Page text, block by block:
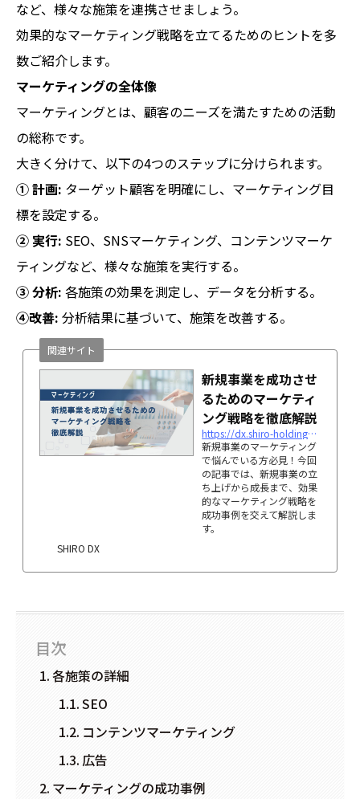
など、様々な施策を連携させましょう。
効果的なマーケティング戦略を立てるためのヒントを多
数ご紹介します。
マーケティングの全体像
マーケティングとは、顧客のニーズを満たすための活動
の総称です。
大きく分けて、以下の4つのステップに分けられます。
① 計画: ターゲット顧客を明確にし、マーケティング目
標を設定する。
② 実行: SEO、SNSマーケティング、コンテンツマーケ
ティングなど、様々な施策を実行する。
③ 分析: 各施策の効果を測定し、データを分析する。
④改善: 分析結果に基づいて、施策を改善する。
新規事業を成功させ
るためのマーケティ
ング戦略を徹底解説
https://dx.shiro-holdings.co.jp/p5993/
新規事業のマーケティング
で悩んでいる方必見！今回
の記事では、新規事業の立
ち上げから成長まで、効果
的なマーケティング戦略を
成功事例を交えて解説しま
す。
SHIRO DX
関連サイト
目次
各施策の詳細
SEO
コンテンツマーケティング
広告
マーケティングの成功事例